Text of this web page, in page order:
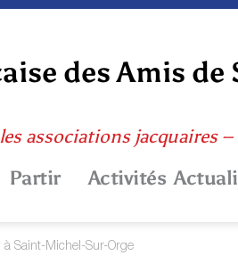
des Amis de
associations jacquaires
Partir Activités
à Saint-Michel-Sur-Orge